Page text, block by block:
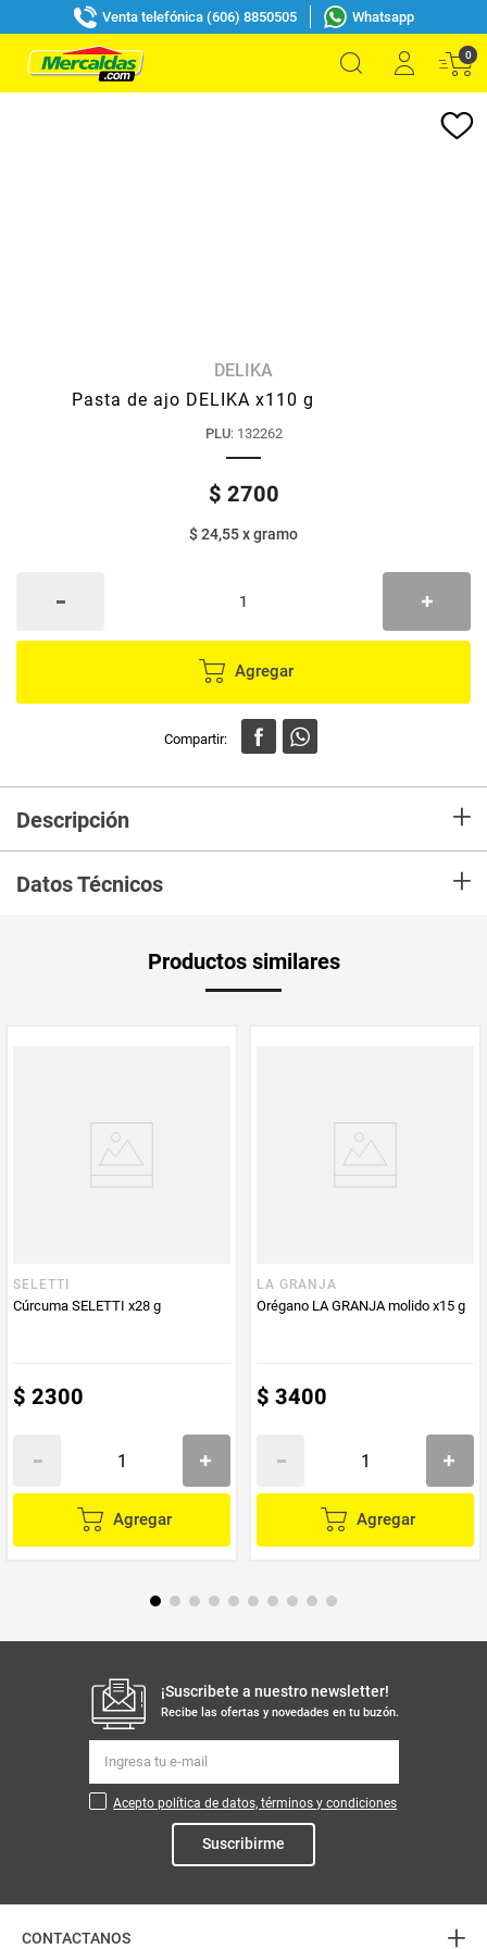
Venta telefónica (606) 8850505 Whatsapp
0
DELIKA
Pasta de ajo DELIKA x110 g
PLU: 132262
$ 2700
$ 24,55xgramo
Agregar
Descripción +
Datos Técnicos +
Productos similares
SELETTI
Cúrcuma SELETTI x28 g
$ 2300
Agregar
LA GRANJA
Orégano LA GRANJA molido x15 g
$ 3400
Agregar
¡Suscribete a nuestro newsletter!
Recibe las ofertas y novedades en tu buzón.
Acepto política de datos, términos y condiciones
Suscribirme
CONTACTANOS +